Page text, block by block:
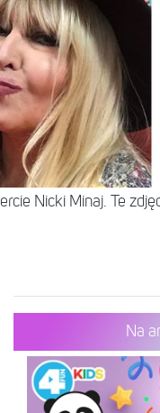
Nicki Minaj. Te
Na